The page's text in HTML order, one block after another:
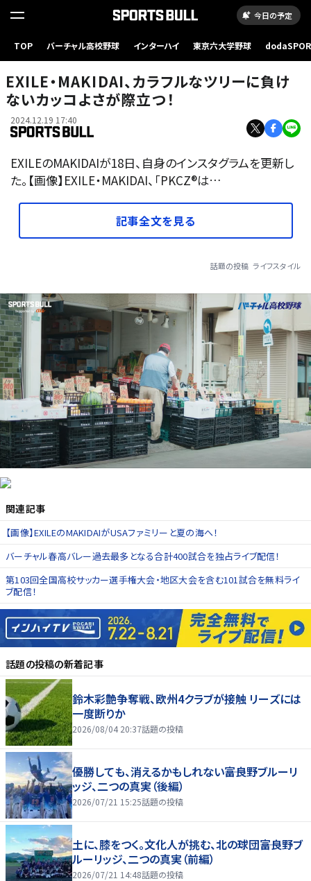
今日の予定
TOP バーチャル高校野球 インターハイ 東京六大学野球
EXILE・MAKIDAI、カラフルなツリーに負け
ないカッコよさが際立つ！
2024.12.19 17:40
EXILEのMAKIDAIが18日、自身のインスタグラムを更新し
た。【画像】EXILE・MAKIDAI、「PKCZ®︎は…
記事全文を見る
話題の投稿 ライフスタイル
関連記事
【画像】EXILEのMAKIDAIがUSAファミリーと夏の海へ！
バーチャル春高バレー過去最多となる合計400試合を独占ライブ配信！
第103回全国高校サッカー選手権大会・地区大会を含む101試合を無料ライ
ブ配信！
話題の投稿の新着記事
鈴木彩艶争奪戦、欧州4クラブが接触 リーズには
一度断りか
2026/08/04 20:37話題の投稿
優勝しても、消えるかもしれない――富良野ブルーリ
ッジ、二つの真実（後編）
2026/07/21 15:25話題の投稿
土に、膝をつく。文化人が挑む、北の球団――富良野ブ
ルーリッジ、二つの真実（前編）
2026/07/21 14:48話題の投稿